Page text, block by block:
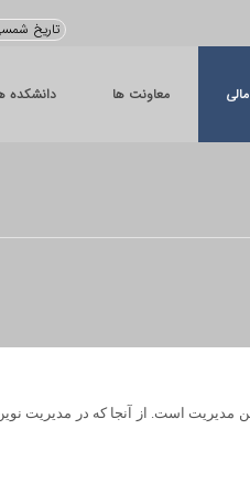
تاریخ
معاونت ها دانشکده
است. از آنجا كه در مديريت